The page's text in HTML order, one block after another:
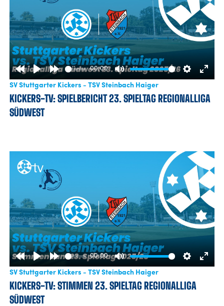
Rewind
10s
PlayForward
10s
00:00
Mute Settings
Enter
SV Stuttgarter Kickers - TSV Steinbach Haiger
KICKERS-TV: SPIELBERICHT 23. SPIELTAG REGIONALLIGA
SÜDWEST
Rewind
10s
PlayForward
10s
00:00
Mute Settings
Enter
SV Stuttgarter Kickers - TSV Steinbach Haiger
KICKERS-TV: STIMMEN 23. SPIELTAG REGIONALLIGA
SÜDWEST